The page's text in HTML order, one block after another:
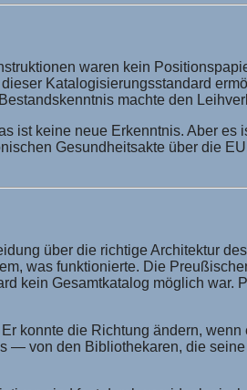
waren kein
Katalogisierungsstandard
machte den
ist keine neue Erkenntnis. Aber es
Gesundheitsakte über die
über die richtige Architektur
was funktionierte. Die
kein Gesamtkatalog möglich war.
konnte die Richtung ändern,
— von den Bibliothekaren, die